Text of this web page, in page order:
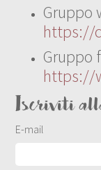
Gruppo
https://
Gruppo
https://
Iscriviti
E-mail